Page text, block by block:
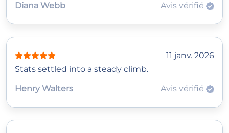
Diana Webb
Avis vérifié
11 janv. 2026
Stats settled into a steady climb.
Henry Walters
Avis vérifié